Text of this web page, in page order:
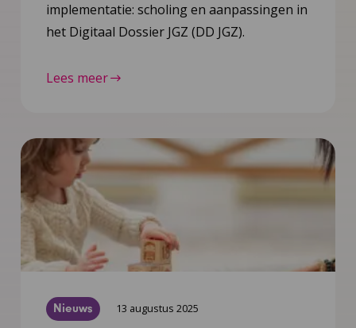
implementatie: scholing en aanpassingen in
het Digitaal Dossier JGZ (DD JGZ).
Lees meer
Nieuws 13 augustus 2025